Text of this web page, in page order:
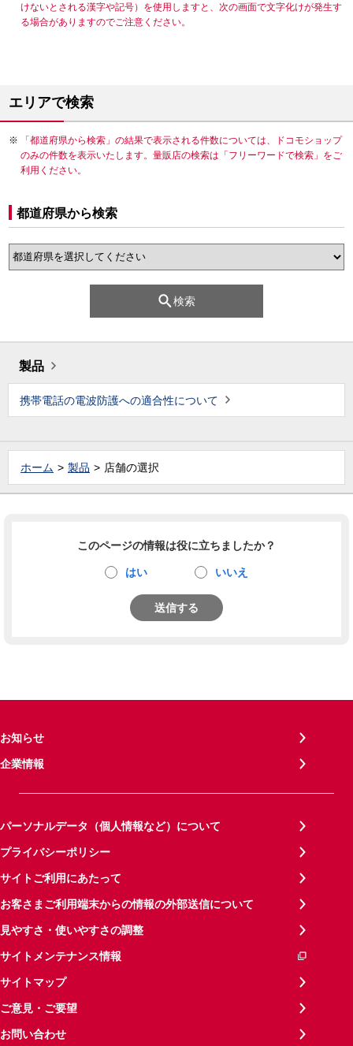
けないとされる漢字や記号）を使用しますと、次の画面で文字化けが発生す
る場合がありますのでご注意ください。
エリアで検索
「都道府県から検索」の結果で表示される件数については、ドコモショップ
のみの件数を表示いたします。量販店の検索は「フリーワードで検索」をご
利用ください。
都道府県から検索
検索
製品
携帯電話の電波防護への適合性について
ホーム 製品 店舗の選択
このページの情報は役に立ちましたか？
はい いいえ
送信する
お知らせ
企業情報
パーソナルデータ（個人情報など）について
プライバシーポリシー
サイトご利用にあたって
お客さまご利用端末からの情報の外部送信について
見やすさ・使いやすさの調整
サイトメンテナンス情報
サイトマップ
ご意見・ご要望
お問い合わせ